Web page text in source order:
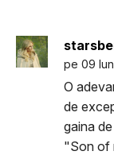
pe 09
O
de
gaina
"Son of